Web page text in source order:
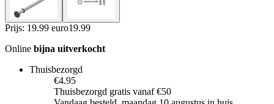
Prijs: 19.99 euro19.99
Online bijna uitverkocht
Thuisbezorgd
€4.95
Thuisbezorgd gratis vanaf €50